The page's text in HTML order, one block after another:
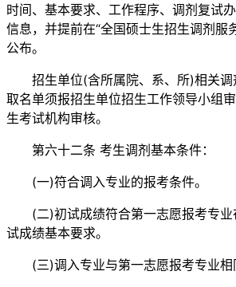
时间、基本要求、工作程序、调剂复试
信息，并提前在“全国硕士生招生调剂服
公布。
招生单位(含所属院、系、所)相关调
取名单须报招生单位招生工作领导小组
生考试机构审核。
第六十二条 考生调剂基本条件：
(一)符合调入专业的报考条件。
(二)初试成绩符合第一志愿报考专业
试成绩基本要求。
(三)调入专业与第一志愿报考专业相